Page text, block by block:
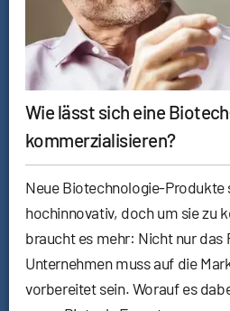
Wie lässt sich eine
kommerzialisieren?
Neue Biotechnologie-Produkte
hochinnovativ, doch um sie zu
braucht es mehr: Nicht nur das
Unternehmen muss auf die
vorbereitet sein. Worauf es